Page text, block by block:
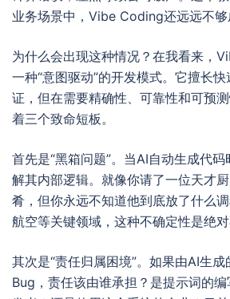
业务场景中，Vibe Coding还远远不够
为什么会出现这种情况？在我看来，
一种“意图驱动”的开发模式。它擅长
证，但在需要精确性、可靠性和可预
着三个致命短板。
首先是“黑箱问题”。当AI自动生成代
解其内部逻辑。就像你请了一位天才
肴，但你永远不知道他到底放了什么调
航空等关键领域，这种不确定性是绝对
其次是“责任归属困境”。如果由AI生
Bug，责任该由谁承担？是提示词的